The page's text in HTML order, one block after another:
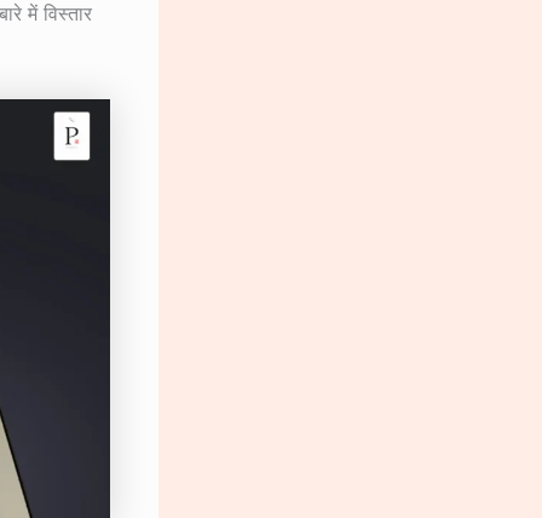
में विस्तार